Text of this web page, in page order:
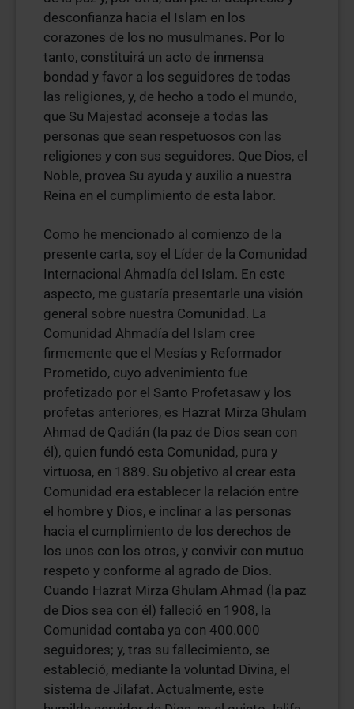
desconfianza hacia el Islam en los
corazones de los no musulmanes. Por lo
tanto, constituirá un acto de inmensa
bondad y favor a los seguidores de todas
las religiones, y, de hecho a todo el mundo,
que Su Majestad aconseje a todas las
personas que sean respetuosos con las
religiones y con sus seguidores. Que Dios, el
Noble, provea Su ayuda y auxilio a nuestra
Reina en el cumplimiento de esta labor.
Como he mencionado al comienzo de la
presente carta, soy el Líder de la Comunidad
Internacional Ahmadía del Islam. En este
aspecto, me gustaría presentarle una visión
general sobre nuestra Comunidad. La
Comunidad Ahmadía del Islam cree
firmemente que el Mesías y Reformador
Prometido, cuyo advenimiento fue
profetizado por el Santo Profetasaw y los
profetas anteriores, es Hazrat Mirza Ghulam
Ahmad de Qadián (la paz de Dios sean con
él), quien fundó esta Comunidad, pura y
virtuosa, en 1889. Su objetivo al crear esta
Comunidad era establecer la relación entre
el hombre y Dios, e inclinar a las personas
hacia el cumplimiento de los derechos de
los unos con los otros, y convivir con mutuo
respeto y conforme al agrado de Dios.
Cuando Hazrat Mirza Ghulam Ahmad (la paz
de Dios sea con él) falleció en 1908, la
Comunidad contaba ya con 400.000
seguidores; y, tras su fallecimiento, se
estableció, mediante la voluntad Divina, el
sistema de Jilafat. Actualmente, este